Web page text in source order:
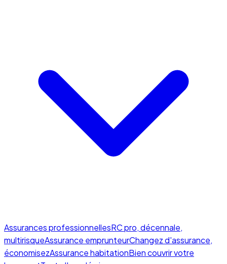
Assurances professionnellesRC pro, décennale,
multirisqueAssurance emprunteurChangez d'assurance,
économisezAssurance habitationBien couvrir votre